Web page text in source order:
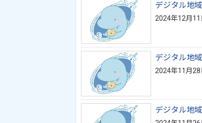
デジタル地
2024年12月11
デジタル地
2024年11月28
デジタル地